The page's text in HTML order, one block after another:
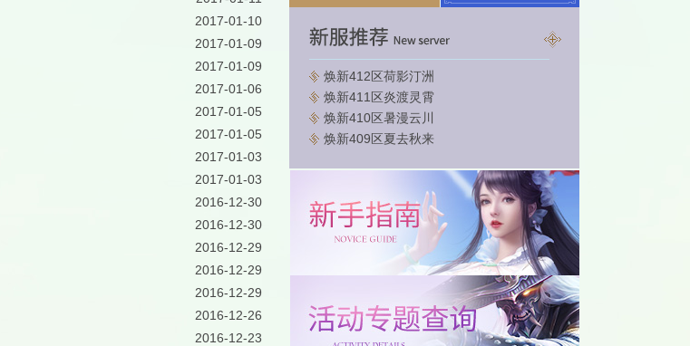
2017-01-10
2017-01-09
2017-01-09
2017-01-06
2017-01-05
2017-01-05
2017-01-03
2017-01-03
2016-12-30
2016-12-30
2016-12-29
2016-12-29
2016-12-29
2016-12-26
2016-12-23
焕新412区荷影汀洲
焕新411区炎渡灵霄
焕新410区暑漫云川
焕新409区夏去秋来